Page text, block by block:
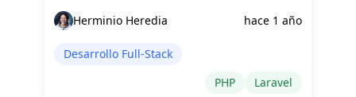
Herminio Heredia hace 1 año
Desarrollo Full-Stack
PHP
Laravel